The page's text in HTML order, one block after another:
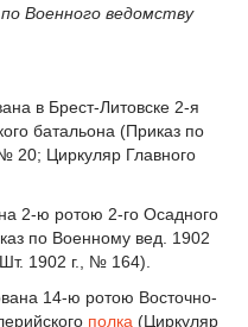
Военного ведомству
в Брест-Литовске 2-я
батальона (Приказ по
20; Циркуляр Главного
2-ю ротою 2-го Осадного
по Военному вед. 1902
1902 г., № 164).
14-ю ротою Восточно-
полка (Циркуляр